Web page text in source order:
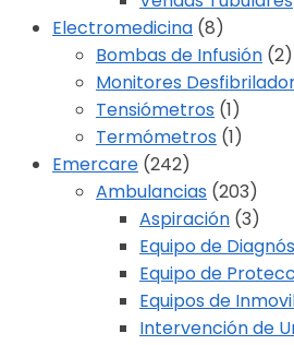
Electromedicina (8)
Bombas de Infusión (2)
Monitores
Tensiómetros (1)
Termómetros (1)
Emercare (242)
Ambulancias (203)
Aspiración (3)
Equipo de
Equipo de
Equipos de
Intervención de